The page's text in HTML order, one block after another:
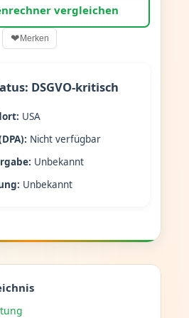
vergleichen
❤Merken
DSGVO-kritisch
USA
Nicht verfügbar
Unbekannt
Unbekannt